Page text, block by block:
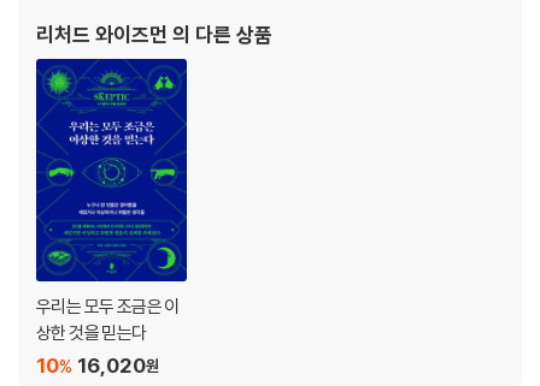
자신에게 최면 걸기
장밋빛 유리창을 통해 과거를 들여다보라
나만의 히어로 찾기
4장 실패하더라도 깨끗이 받아들여라
적색경보
실패를 솔직하게 드러내는 일의 중요성
실패에 관대해져야 모험이 가능하다
우주비행사 챌린지 과제 1
우주비행사 챌린지 과제 2
상상 속 친구에게 편지 써보기
마법의 단어 외우기
빙 강사이기도 하다. 구글, 마이크로소프트, 캘리포니아공
리처드 와이즈먼 의 다른 상품
우리는 모두 조금은 이
상한 것을 믿는다
16,020원
10%